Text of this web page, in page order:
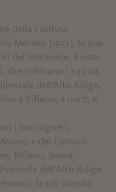
della Cantina
Merano (1952), le due
del Meranese, è nata
che coltivano i 245 ha
dell’Alto Adige,
a Rifiano, a nord, e
i loro vigneti,
e dei Comuni
Rifiano, Scena,
dell’Alto Adige
la più piccola